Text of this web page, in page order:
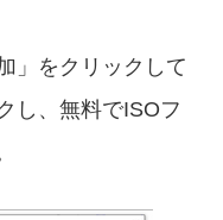
」をクリックして
し、無料でISOフ